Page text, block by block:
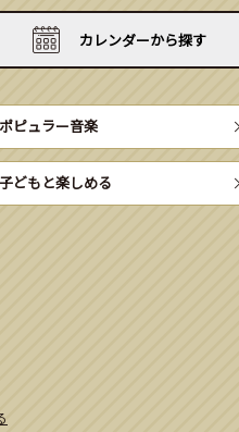
カレンダーから探す
ポピュラー音楽
子どもと楽しめる